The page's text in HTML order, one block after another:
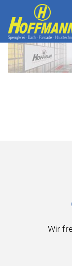
Inhalt
springen
Wir